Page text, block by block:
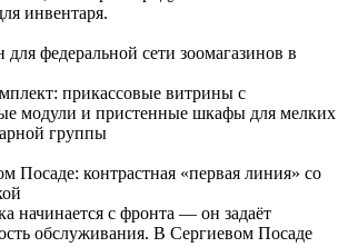
инвентаря.
для федеральной сети зоомагазинов в
прикассовые витрины с
модули и пристенные шкафы для мелких
группы
Посаде: контрастная «первая линия» со
начинается с фронта — он задаёт
обслуживания. В Сергиевом Посаде